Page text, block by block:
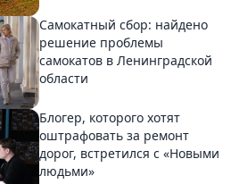
Самокатный сбор: найдено
решение проблемы
самокатов в Ленинградской
области
Блогер, которого хотят
оштрафовать за ремонт
дорог, встретился с «Новыми
людьми»